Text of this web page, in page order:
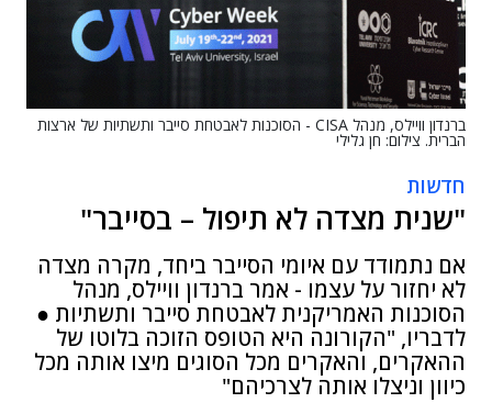
ברנדון וויילס, מנהל CISA - הסוכנות לאבטחת סייבר ותשתיות של ארצות
הברית. צילום: חן גלילי
חדשות
"שנית מצדה לא תיפול – בסייבר"
אם נתמודד עם איומי הסייבר ביחד, מקרה מצדה
לא יחזור על עצמו - אמר ברנדון וויילס, מנהל
הסוכנות האמריקנית לאבטחת סייבר ותשתיות ●
לדבריו, "הקורונה היא הטופס הזוכה בלוטו של
ההאקרים, והאקרים מכל הסוגים מיצו אותה מכל
כיוון וניצלו אותה לצרכיהם"